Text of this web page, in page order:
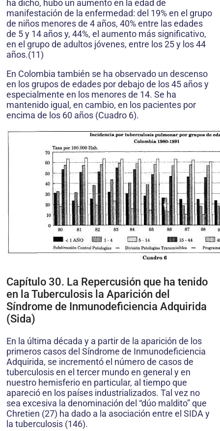
ha dicho, hubo un aumento en la edad de
manifestación de la enfermedad: del 19% en el grupo
de niños menores de 4 años, 40% entre las edades
de 5 y 14 años y, 44%, el aumento más significativo,
en el grupo de adultos jóvenes, entre los 25 y los 44
años.(11)
En Colombia también se ha observado un descenso
en los grupos de edades por debajo de los 45 años y
especialmente en los menores de 14. Se ha
mantenido igual, en cambio, en los pacientes por
encima de los 60 años (Cuadro 6).
Capítulo 30. La Repercusión que ha tenido
en la Tuberculosis la Aparición del
Síndrome de Inmunodeficiencia Adquirida
(Sida)
En la última década y a partir de la aparición de los
primeros casos del Síndrome de Inmunodeficiencia
Adquirida, se incrementó el número de casos de
tuberculosis en el tercer mundo en general y en
nuestro hemisferio en particular, al tiempo que
apareció en los países industrializados. Tal vez no
sea excesiva la denominación del “dúo maldito” que
Chretien (27) ha dado a la asociación entre el SIDA y
la tuberculosis (146).